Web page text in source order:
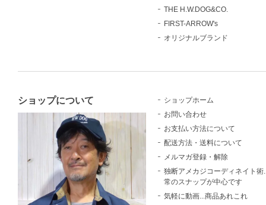
THE H.W.DOG&CO.
FIRST-ARROW's
オリジナルブランド
ショップについて
ショップホーム
お問い合わせ
お支払い方法について
配送方法・送料について
メルマガ登録・解除
独断アメカジコーディネイト術
常のスナップが中心です
気軽に動画...商品あれこれ